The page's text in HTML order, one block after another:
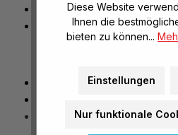
mit Shaker
mit Scraper
14 cm lang
mit Scraper
Diese Website
Ihnen die
bieten zu können...
Einstellungen
Nur funktionale